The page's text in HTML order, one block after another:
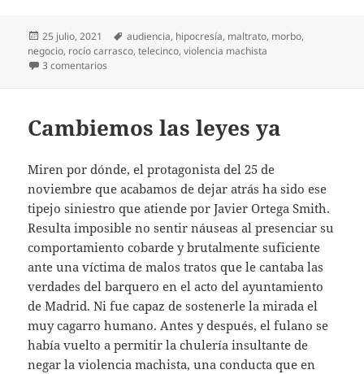
Publicado
el
25 julio, 2021 Etiquetas
audiencia, hipocresía, maltrato, morbo,
negocio, rocío carrasco,telecinco,violencia machista
3 comentarios
Cambiemos las leyes ya
Miren por dónde, el protagonista del 25 de
noviembre que acabamos de dejar atrás ha sido ese
tipejo siniestro que atiende por Javier Ortega Smith.
Resulta imposible no sentir náuseas al presenciar su
comportamiento cobarde y brutalmente suficiente
ante una víctima de malos tratos que le cantaba las
verdades del barquero en el acto del ayuntamiento
de Madrid. Ni fue capaz de sostenerle la mirada el
muy cagarro humano. Antes y después, el fulano se
había vuelto a permitir la chulería insultante de
negar la violencia machista, una conducta que en